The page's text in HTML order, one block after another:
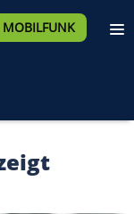
MOBILFUNK